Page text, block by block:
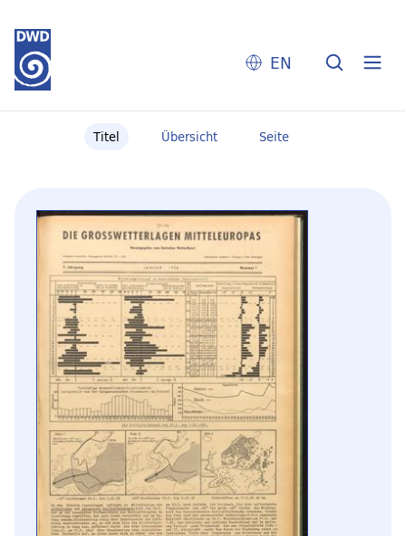
EN
Titel Übersicht Seite